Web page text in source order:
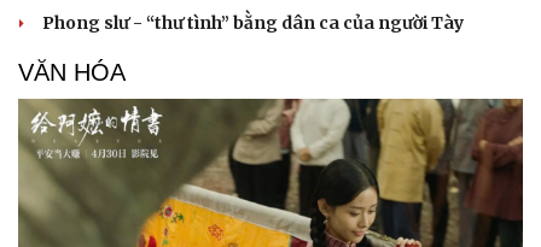
Phong slư - “thư tình” bằng dân ca của người Tày
VĂN HÓA